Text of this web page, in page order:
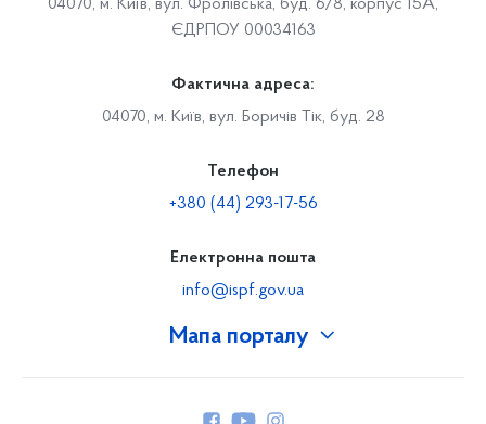
Мапа порталу
04070, м. Київ, вул. Фролівська, буд. 6/8, корпус 15А,
ЄДРПОУ 00034163
Фактична адреса:
04070, м. Київ, вул. Боричів Тік, буд. 28
Телефон
+380 (44) 293-17-56
Електронна пошта
info@ispf.gov.ua